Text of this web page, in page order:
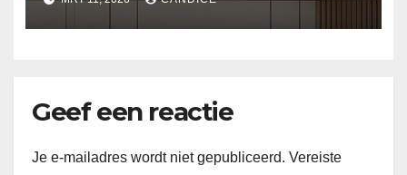
Geef een reactie
Je e-mailadres wordt niet gepubliceerd. Vereiste